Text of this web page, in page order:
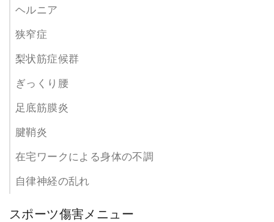
ヘルニア
狭窄症
梨状筋症候群
ぎっくり腰
足底筋膜炎
腱鞘炎
在宅ワークによる身体の不調
自律神経の乱れ
スポーツ傷害メニュー